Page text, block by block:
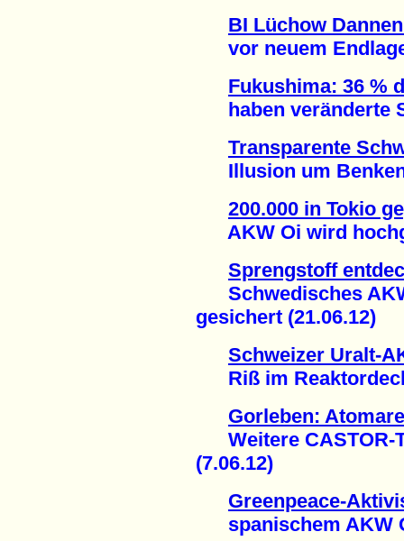
BI Lüchow
vor neuem
Fukushima: 36 %
haben veränderte
Transparente
Illusion um Benken
200.000 in Tokio
AKW Oi wird
Sprengstoff
Schwedisches
gesichert (21.06.12)
Schweizer Uralt-
Riß im
Gorleben:
Weitere CASTOR-
(7.06.12)
Greenpeace-
spanischem AKW